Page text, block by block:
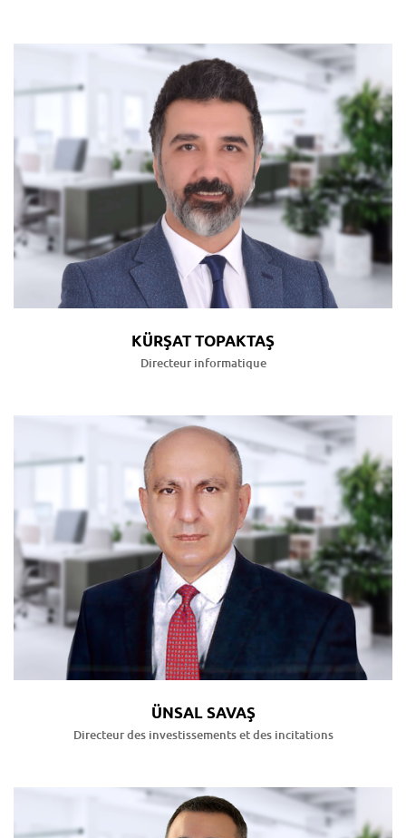
KÜRŞAT TOPAKTAŞ
Directeur informatique
ÜNSAL SAVAŞ
Directeur des investissements et des incitations